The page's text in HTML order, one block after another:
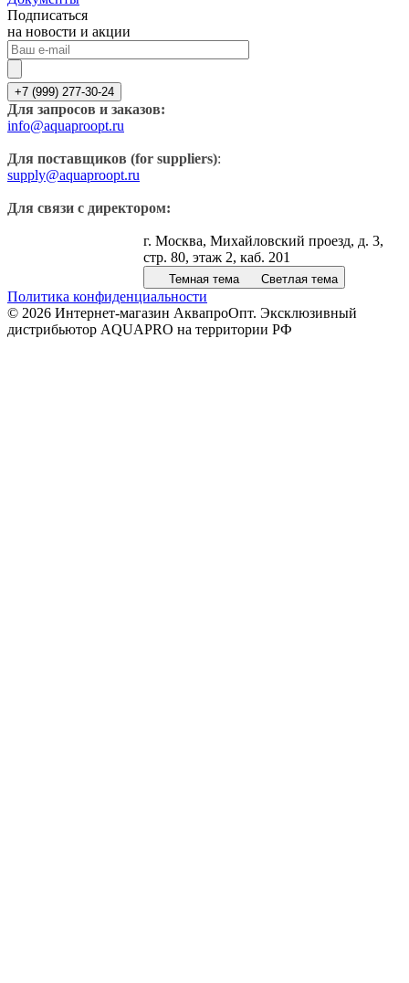
Подписаться
на новости и акции
+7 (999) 277-30-24
Для запросов и заказов:
info@aquaproopt.ru
Для поставщиков (for suppliers):
supply@aquaproopt.ru
Для связи с директором:
г. Москва, Михайловский проезд, д. 3,
стр. 80, этаж 2, каб. 201
Темная тема Светлая тема
Политика конфиденциальности
© 2026 Интернет-магазин АквапроОпт. Эксклюзивный
дистрибьютор AQUAPRO на территории РФ